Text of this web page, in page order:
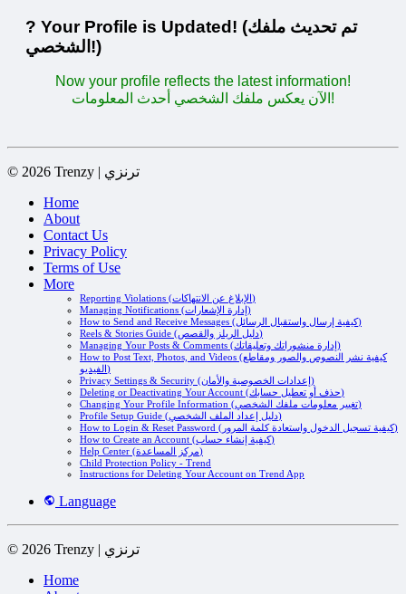
? Your Profile is Updated! (تم تحديث ملفك
الشخصي!)
Now your profile reflects the latest information!
الآن يعكس ملفك الشخصي أحدث المعلومات!
© 2026 Trenzy | ترنزي
Home
About
Contact Us
Privacy Policy
Terms of Use
More
Reporting Violations (الإبلاغ عن الانتهاكات)
Managing Notifications (إدارة الإشعارات)
How to Send and Receive Messages (كيفية إرسال واستقبال الرسائل)
Reels & Stories Guide (دليل الريلز والقصص)
Managing Your Posts & Comments (إدارة منشوراتك وتعليقاتك)
How to Post Text, Photos, and Videos (كيفية نشر النصوص والصور ومقاطع
الفيديو)
Privacy Settings & Security (إعدادات الخصوصية والأمان)
Deleting or Deactivating Your Account (حذف أو تعطيل حسابك)
Changing Your Profile Information (تغيير معلومات ملفك الشخصي)
Profile Setup Guide (دليل إعداد الملف الشخصي)
How to Login & Reset Password (كيفية تسجيل الدخول واستعادة كلمة المرور)
How to Create an Account (كيفية إنشاء حساب)
Help Center (مركز المساعدة)
Child Protection Policy - Trend
Instructions for Deleting Your Account on Trend App
Language
© 2026 Trenzy | ترنزي
Home